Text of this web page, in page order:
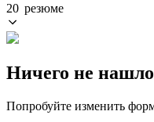
20 резюме
Ничего не
Попробуйте изменить